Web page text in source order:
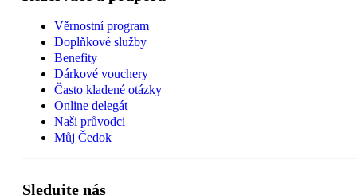
Věrnostní program
Doplňkové služby
Benefity
Dárkové vouchery
Často kladené otázky
Online delegát
Naši průvodci
Můj Čedok
Sledujte nás